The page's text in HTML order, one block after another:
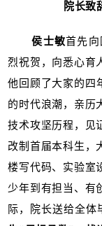
院长致
侯士敏首先
烈祝贺，向悉心育
他回顾了大家的四
的时代浪潮，亲历
技术攻坚历程，见
改制首届本科生，
楼写代码、实验室
少年到有担当、有
际，院长送给全体